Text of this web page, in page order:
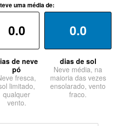
uma média de:
0.0
de neve
pó
fresca,
limitado,
qualquer
vento.
0.0
dias de sol
Neve média, na
maioria das vezes
ensolarado, vento
fraco.